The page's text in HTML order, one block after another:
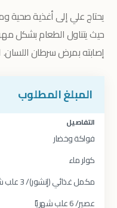
يحتاج علي إلى أغذية صحية
حيث يتناول الطعام بشكل
إصابته بمرض سرطان
المبلغ المطلوب
التفاصيل
فواكة وخضار
كولر ماء
مكمل غذائي (إنشور)/ 3 علب شهريًا
عصير/ 6 علب شهريًا